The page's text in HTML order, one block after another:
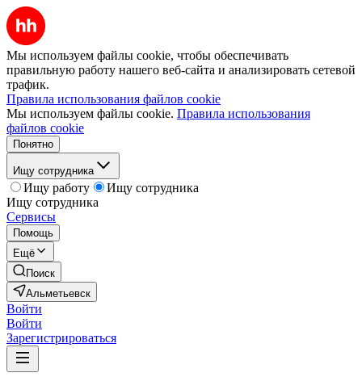
Мы используем файлы cookie, чтобы обеспечивать
правильную работу нашего веб-сайта и анализировать сетевой
трафик.
Правила использования файлов cookie
Мы используем файлы cookie. Правила использования
файлов cookie
Понятно
Ищу сотрудника
Ищу работу
Ищу сотрудника
Ищу сотрудника
Сервисы
Помощь
Ещё
Поиск
Альметьевск
Войти
Войти
Зарегистрироваться